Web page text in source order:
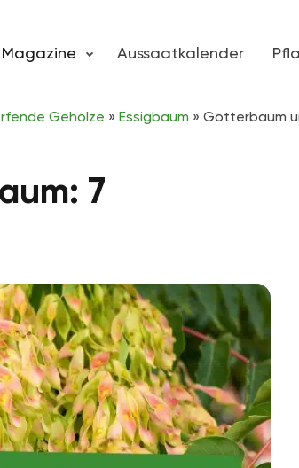
Magazine Aussaatkalender
Gehölze » Essigbaum » Götterbaum
7